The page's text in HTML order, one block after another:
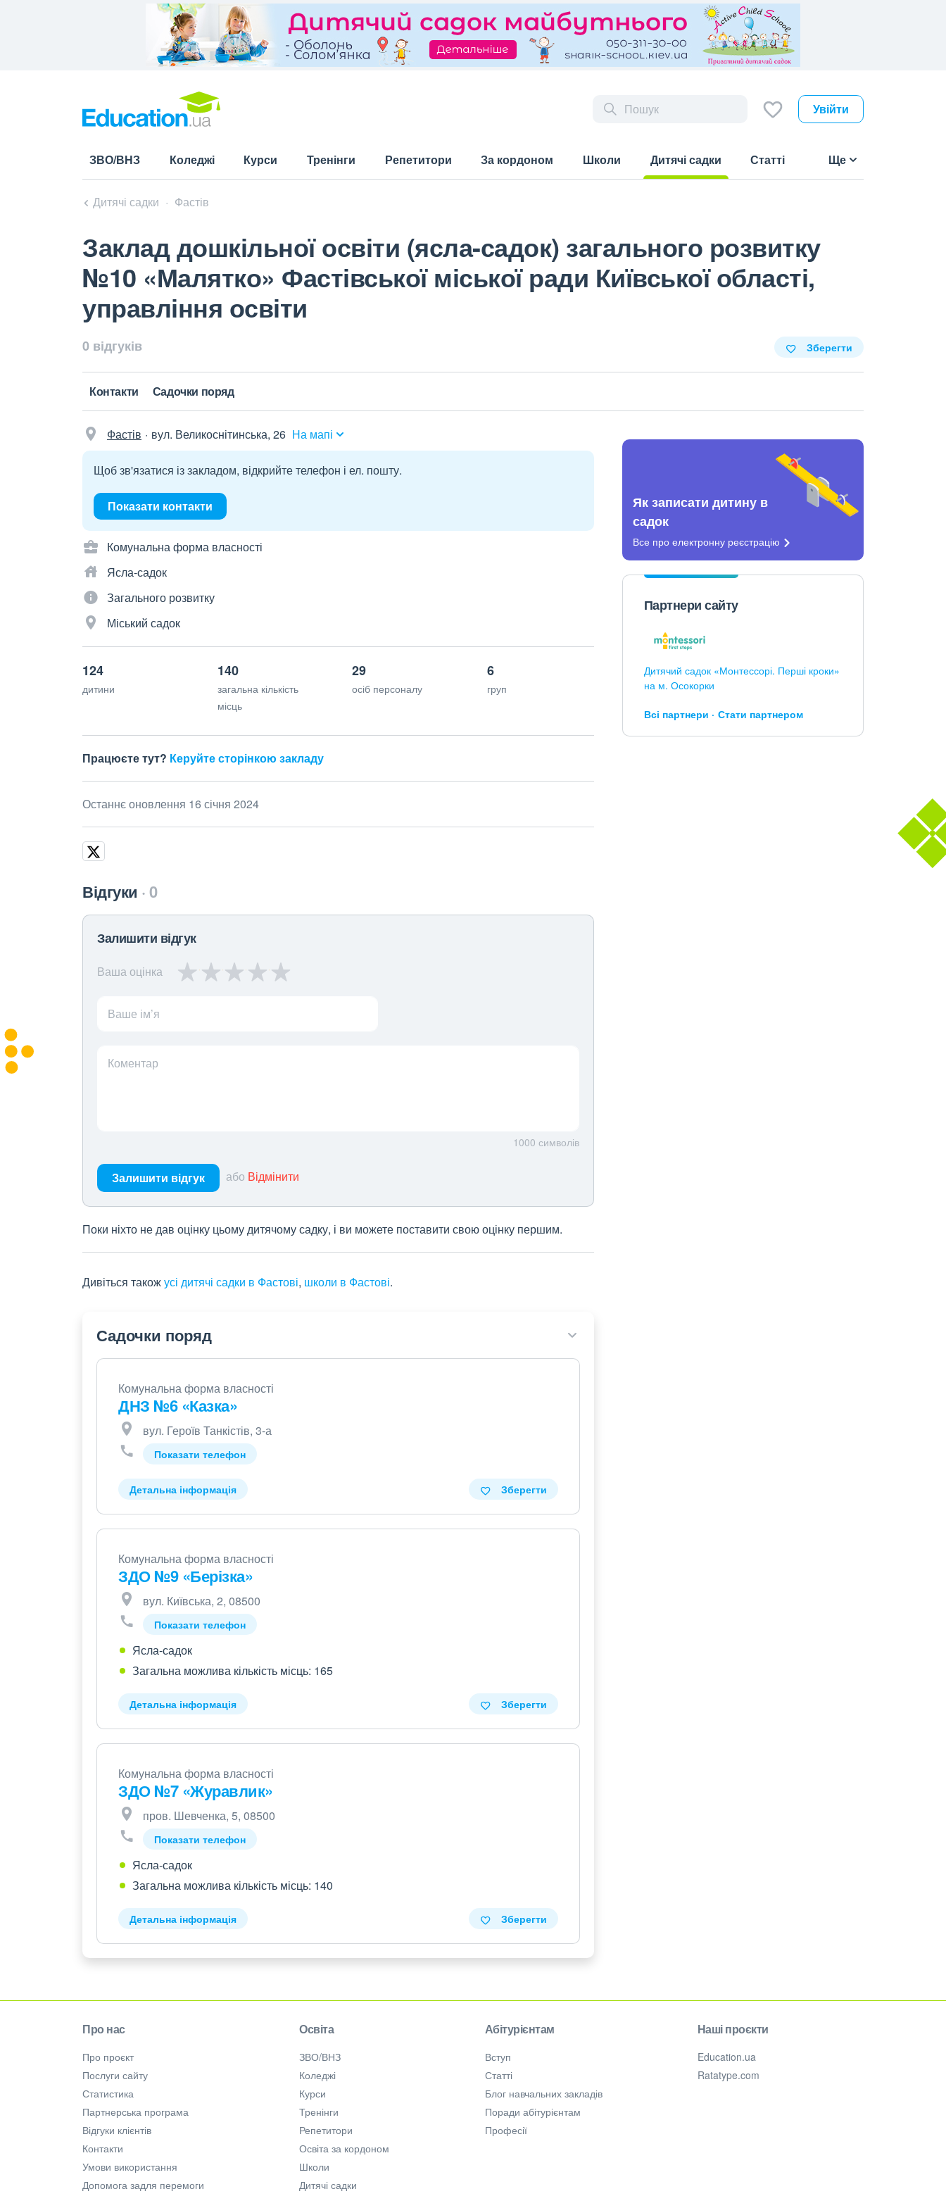
Увійти
ЗВО/ВНЗ Коледжі Курси Тренінги Репетитори За кордоном Школи
Дитячі садки
Статті Ще
Дитячі садки Фастів
Заклад дошкільної освіти (ясла-садок) загального розвитку
№10 «Малятко» Фастівської міської ради Київської області,
управління освіти
0 відгуків Зберегти
Контакти Садочки поряд
Фастів вул. Великоснітинська, 26 На мапі
Щоб зв'язатися із закладом, відкрийте телефон і ел. пошту.
Показати контакти
Комунальна форма власності
Ясла-садок
Загального розвитку
Міський садок
124
дитини
140
загальна кількість
місць
29
осіб персоналу
6
груп
Працюєте тут? Керуйте сторінкою закладу
Останнє оновлення 16 січня 2024
Відгуки 0
Залишити відгук
Ваша оцінка
Ваше ім’я
Коментар
1000 символів
Залишити відгук або Відмінити
Поки ніхто не дав оцінку цьому дитячому садку, і ви можете поставити свою оцінку першим.
Дивіться такожусі дитячі садки в Фастові, школи в Фастові.
Садочки поряд
Комунальна форма власності
ДНЗ №6 «Казка»
вул. Героїв Танкістів, 3-а
Показати телефон
Детальна інформація Зберегти
Комунальна форма власності
ЗДО №9 «Берізка»
вул. Київська, 2, 08500
Показати телефон
Ясла-садок
Загальна можлива кількість місць: 165
Детальна інформація Зберегти
Комунальна форма власності
ЗДО №7 «Журавлик»
пров. Шевченка, 5, 08500
Показати телефон
Ясла-садок
Загальна можлива кількість місць: 140
Детальна інформація Зберегти
Як записати дитину в
садок
Все про електронну реєстрацію
Партнери сайту
Дитячий садок «Монтессорі. Перші кроки»
на м. Осокорки
Всі партнери Стати партнером
Про нас
Про проєкт
Послуги сайту
Статистика
Партнерська програма
Відгуки клієнтів
Контакти
Умови використання
Допомога задля перемоги
Освіта
ЗВО/ВНЗ
Коледжі
Курси
Тренінги
Репетитори
Освіта за кордоном
Школи
Дитячі садки
Абітурієнтам
Вступ
Статті
Блог навчальних закладів
Поради абітурієнтам
Професії
Наші проєкти
Education.ua
Ratatype.com